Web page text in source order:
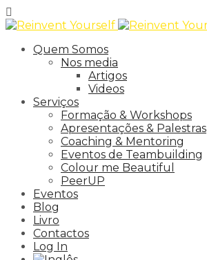
Quem Somos
Nos media
Artigos
Videos
Serviços
Formação & Workshops
Apresentações & Palestras
Coaching & Mentoring
Eventos de Teambuilding
Colour me Beautiful
PeerUP
Eventos
Blog
Livro
Contactos
Log In